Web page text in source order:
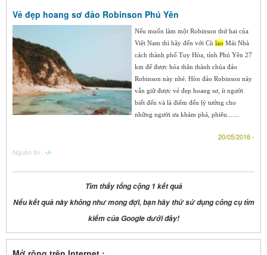
Vẻ đẹp hoang sơ đảo Robinson Phú Yên
Nếu muốn làm một Robinson thứ hai của
Việt Nam thì hãy đến với Cù lao Mái Nhà
cách thành phố Tuy Hòa, tỉnh Phú Yên 27
km để được hóa thân thành chúa đảo
Robinson này nhé. Hòn đảo Robinson này
vẫn giữ được vẻ đẹp hoang sơ, ít người
biết đến và là điểm đến lý tưởng cho
những người ưa khám phá, phiêu.......
20/05/2016 -
Nguồn tin : -/-
Tìm thấy tổng cộng 1 kết quả
Nếu kết quả này không như mong đợi, bạn hãy thử sử dụng công cụ tìm
kiếm của Google dưới đây!